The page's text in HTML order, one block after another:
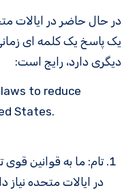
یک پاسخ یک کلمه ای
دیگری دارد، رایج است:
to reduce
States.
تام: ما به قوانین
در ایالات متحده نیاز